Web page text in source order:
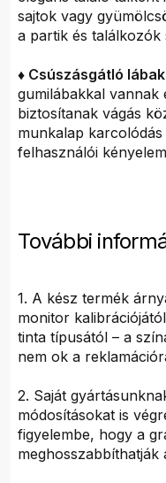
sajtok vagy
a partik és találkozók
♦ Csúszásgátló lábak
gumilábakkal vannak
biztosítanak vágás
munkalap
felhasználói
További
1. A kész termék
monitor
tinta típusától – a
nem ok a
2. Saját
módosításokat is
figyelembe, hogy a
meghosszabbíthatják